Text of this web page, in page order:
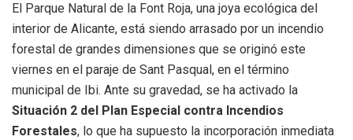
El Parque Natural de la Font Roja, una joya ecológica del
interior de Alicante, está siendo arrasado por un incendio
forestal de grandes dimensiones que se originó este
viernes en el paraje de Sant Pasqual, en el término
municipal de Ibi. Ante su gravedad, se ha activado la
Situación 2 del Plan Especial contra Incendios
Forestales, lo que ha supuesto la incorporación inmediata